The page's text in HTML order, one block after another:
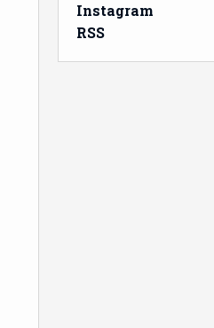
Instagram
RSS